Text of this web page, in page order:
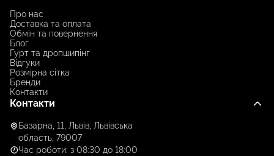
Про нас
Доставка та оплата
Обмін та повернення
Блог
Гурт та дропшипінг
Відгуки
Розмірна сітка
Бренди
Контакти
Контакти
Базарна, 11, Львів, Львівська
область, 79007
Час роботи: з 08:30 до 18:00